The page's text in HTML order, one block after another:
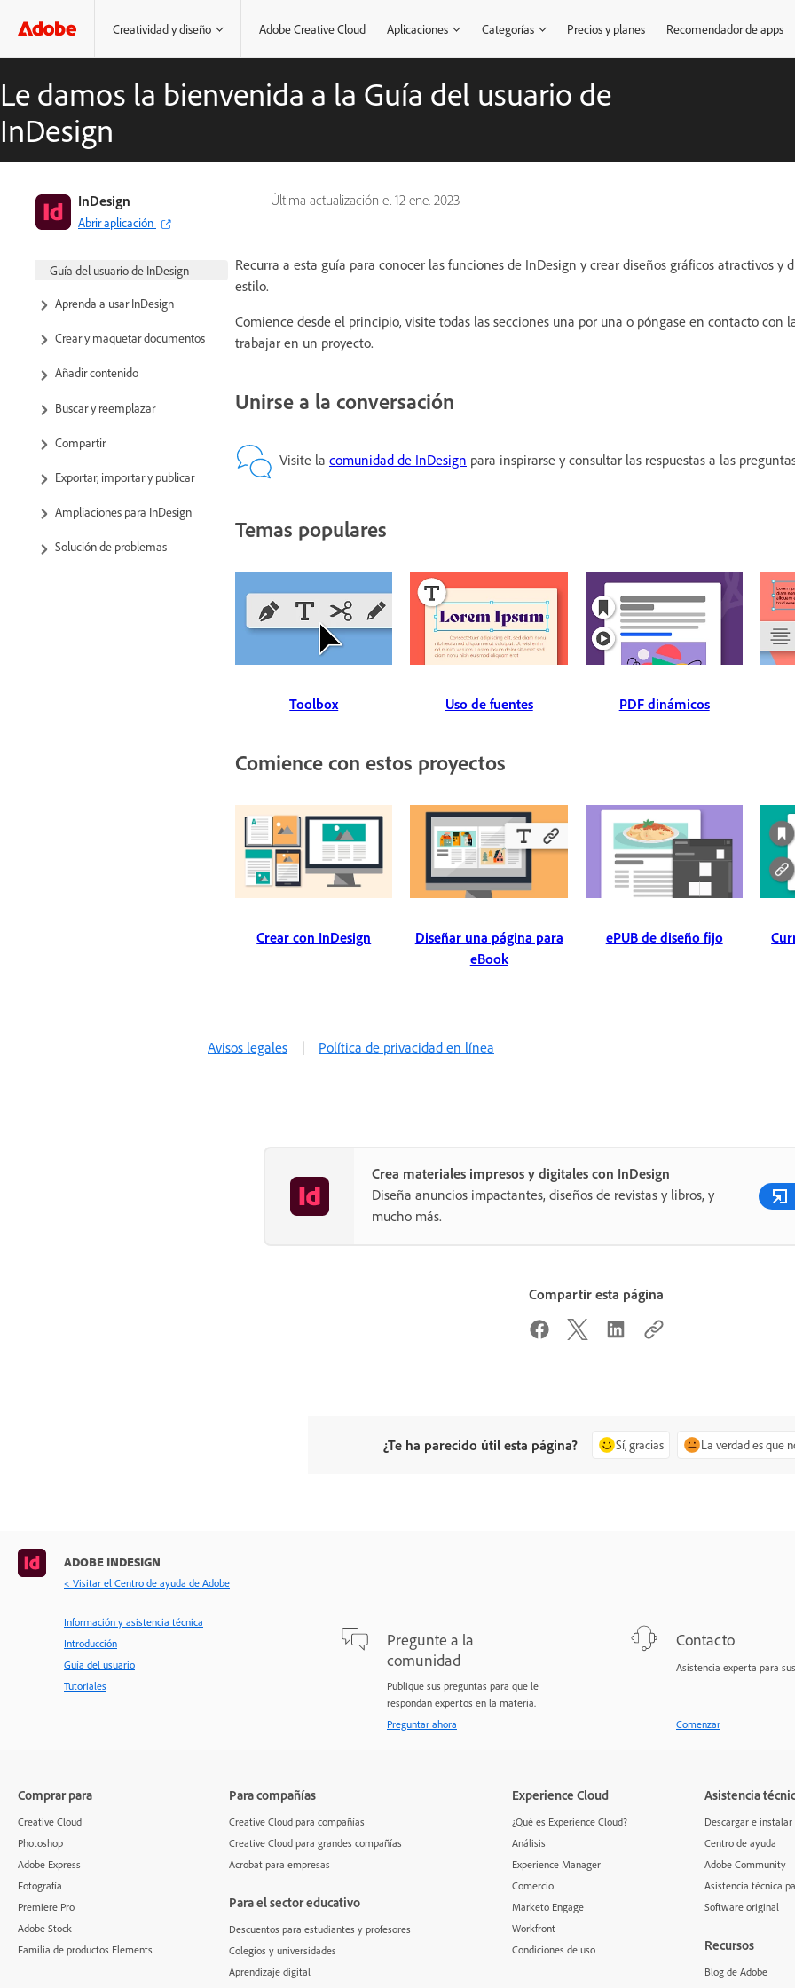
Creatividad y diseño Adobe Creative Cloud Aplicaciones Categorías Precios y planes Recomendador de apps
Le damos la bienvenida a la Guía del usuario de
InDesign
Última actualización el 12 ene. 2023
InDesign
Abrir aplicación
Guía del usuario de InDesign
Aprenda a usar InDesign
Crear y maquetar documentos
Añadir contenido
Buscar y reemplazar
Compartir
Exportar, importar y publicar
Ampliaciones para InDesign
Solución de problemas
Recurra a esta guía para conocer las funciones de InDesign y crear diseños gráficos atractivos y
estilo.
Comience desde el principio, visite todas las secciones una por una o póngase en contacto con
trabajar en un proyecto.
Unirse a la conversación
Visite la comunidad de InDesign para inspirarse y consultar las respuestas a las
Temas populares
Toolbox Uso de fuentes PDF dinámicos
Comience con estos proyectos
Crear con InDesign
Diseñar una página para
eBook
ePUB de diseño fijo
Avisos legales | Política de privacidad en línea
Crea materiales impresos y digitales con InDesign
Diseña anuncios impactantes, diseños de revistas y libros, y
mucho más.
Compartir esta página
¿Te ha parecido útil esta página? Sí, gracias La verdad es que
ADOBE INDESIGN
< Visitar el Centro de ayuda de Adobe
Información y asistencia técnica
Introducción
Guía del usuario
Tutoriales
Pregunte a la
comunidad
Publique sus preguntas para que le
respondan expertos en la materia.
Preguntar ahora
Contacto
Asistencia experta para
Comenzar
Comprar para
Creative Cloud
Photoshop
Adobe Express
Fotografía
Premiere Pro
Adobe Stock
Familia de productos Elements
Para compañías
Creative Cloud para compañías
Creative Cloud para grandes compañías
Acrobat para empresas
Para el sector educativo
Descuentos para estudiantes y profesores
Colegios y universidades
Aprendizaje digital
Experience Cloud
¿Qué es Experience Cloud?
Análisis
Experience Manager
Comercio
Marketo Engage
Workfront
Condiciones de uso
Asistencia
Descargar e instalar
Centro de ayuda
Adobe Community
Asistencia técnica
Software original
Recursos
Blog de Adobe